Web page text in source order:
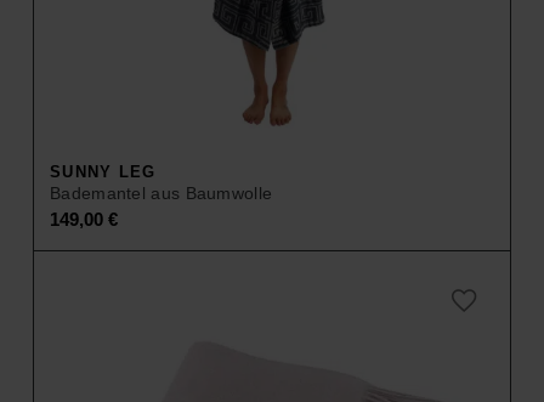
SUNNY LEG
Bademantel aus Baumwolle
149,00 €